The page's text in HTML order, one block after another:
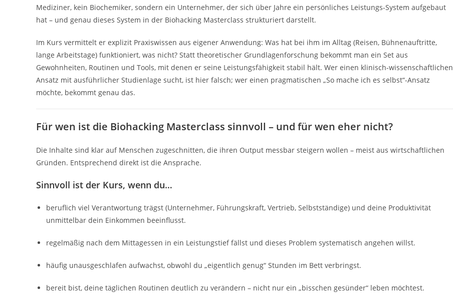
Mediziner, kein Biochemiker, sondern ein Unternehmer, der sich über Jahre ein persönliches Leistungs-System aufgebaut
hat – und genau dieses System in der Biohacking Masterclass strukturiert darstellt.
Im Kurs vermittelt er explizit Praxiswissen aus eigener Anwendung: Was hat bei ihm im Alltag (Reisen, Bühnenauftritte,
lange Arbeitstage) funktioniert, was nicht? Statt theoretischer Grundlagenforschung bekommt man ein Set aus
Gewohnheiten, Routinen und Tools, mit denen er seine Leistungsfähigkeit stabil hält. Wer einen klinisch-wissenschaftlichen
Ansatz mit ausführlicher Studienlage sucht, ist hier falsch; wer einen pragmatischen „So mache ich es selbst“-Ansatz
möchte, bekommt genau das.
Für wen ist die Biohacking Masterclass sinnvoll – und für wen eher nicht?
Die Inhalte sind klar auf Menschen zugeschnitten, die ihren Output messbar steigern wollen – meist aus wirtschaftlichen
Gründen. Entsprechend direkt ist die Ansprache.
Sinnvoll ist der Kurs, wenn du…
beruflich viel Verantwortung trägst (Unternehmer, Führungskraft, Vertrieb, Selbstständige) und deine Produktivität
unmittelbar dein Einkommen beeinflusst.
regelmäßig nach dem Mittagessen in ein Leistungstief fällst und dieses Problem systematisch angehen willst.
häufig unausgeschlafen aufwachst, obwohl du „eigentlich genug“ Stunden im Bett verbringst.
bereit bist, deine täglichen Routinen deutlich zu verändern – nicht nur ein „bisschen gesünder“ leben möchtest.